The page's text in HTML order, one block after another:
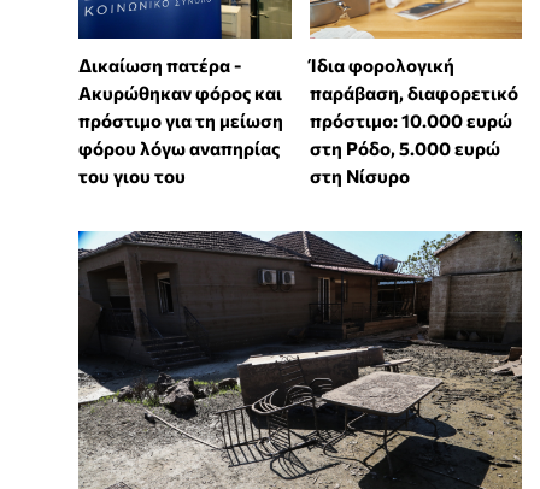
Δικαίωση πατέρα -
Ακυρώθηκαν φόρος και
πρόστιμο για τη μείωση
φόρου λόγω αναπηρίας
του γιου του
Ίδια φορολογική
παράβαση, διαφορετικό
πρόστιμο: 10.000 ευρώ
στη Ρόδο, 5.000 ευρώ
στη Νίσυρο